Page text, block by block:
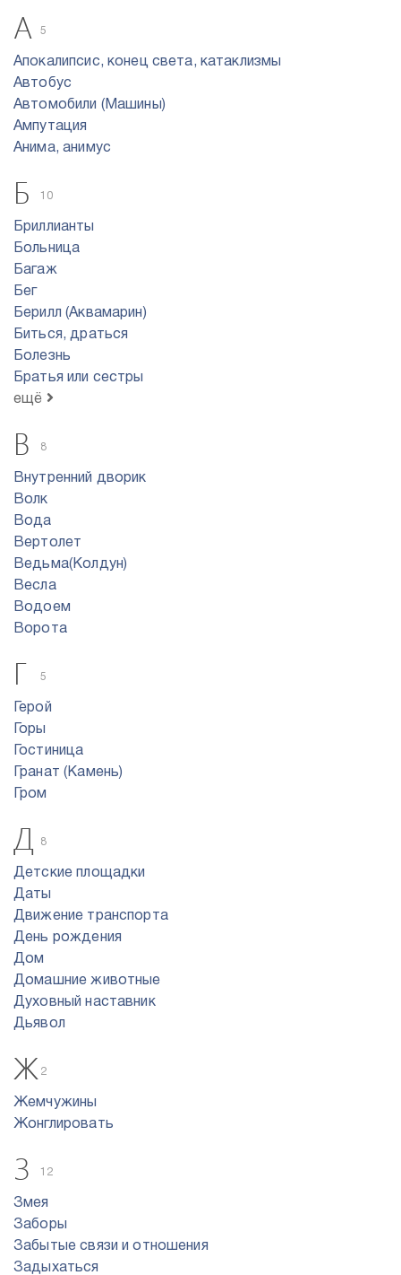
А
5
Апокалипсис, конец света, катаклизмы
Автобус
Автомобили (Машины)
Ампутация
Анима, анимус
Б 10
Бриллианты
Больница
Багаж
Бег
Берилл (Аквамарин)
Биться, драться
Болезнь
Братья или сестры
ещё
В 8
Внутренний дворик
Волк
Вода
Вертолет
Ведьма(Колдун)
Весла
Водоем
Ворота
Г 5
Герой
Горы
Гостиница
Гранат (Камень)
Гром
Д 8
Детские площадки
Даты
Движение транспорта
День рождения
Дом
Домашние животные
Духовный наставник
Дьявол
Ж 2
Жемчужины
Жонглировать
З 12
Змея
Заборы
Забытые связи и отношения
Задыхаться